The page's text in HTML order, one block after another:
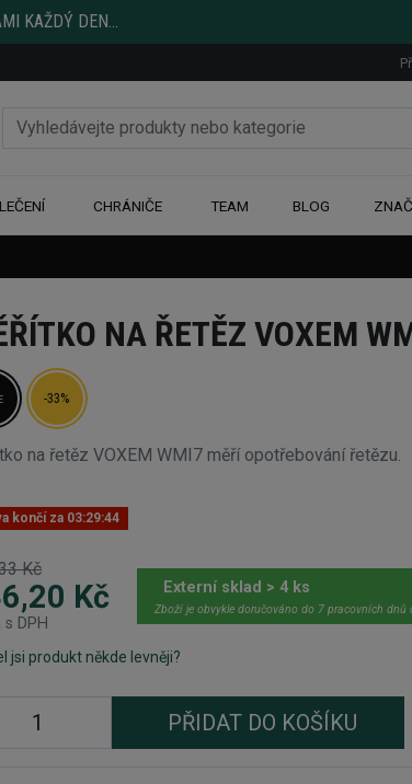
KAŽDÝ DEN...
CHRÁNIČE TEAM BLOG
NA ŘETĚZ VOXEM
-33%
na řetěz VOXEM WMI7 měří opotřebování řetězu.
končí za 03:29:44
Kč
Kč
s DPH
Externí sklad > 4 ks
Zboží je obvykle doručováno do 7 pracovních dnů
jsi produkt někde levněji?
PŘIDAT DO KOŠÍKU